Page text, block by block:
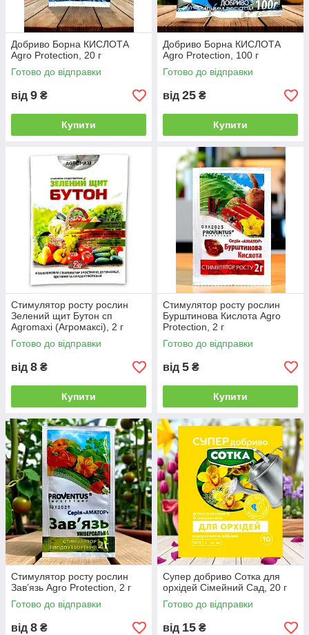
Добриво Борна КИСЛОТА
Agro Protection, 20 г
Готово до відправки
від 9 ₴
Купити
Добриво Борна КИСЛОТА
Agro Protection, 100 г
Готово до відправки
від 25 ₴
Купити
Стимулятор росту рослин
Зелений щит Бутон сп
Agromaxi (Агромаксі), 2 г
Готово до відправки
від 8 ₴
Купити
Стимулятор росту рослин
Бурштинова Кислота Agro
Protection, 2 г
Готово до відправки
від 5 ₴
Купити
Стимулятор росту рослин
Завʼязь Agro Protection, 2 г
Готово до відправки
від 8 ₴
Супер добриво Сотка для
орхідей Сімейний Сад, 20 г
Готово до відправки
від 15 ₴